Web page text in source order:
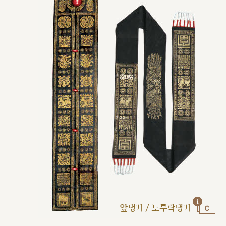
앞댕기 / 도투락댕기